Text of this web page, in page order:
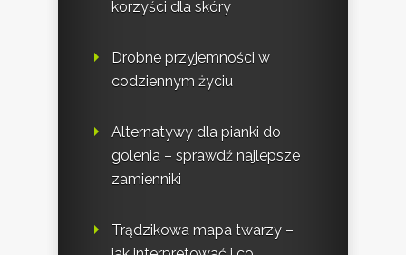
korzyści dla skóry
Drobne przyjemności w
codziennym życiu
Alternatywy dla pianki do
golenia – sprawdź najlepsze
zamienniki
Trądzikowa mapa twarzy –